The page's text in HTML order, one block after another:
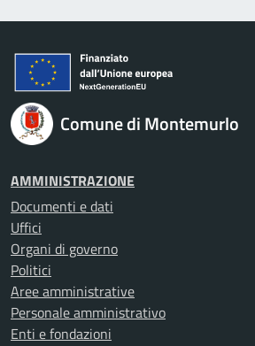
Comune di Montemurlo
AMMINISTRAZIONE
Documenti e dati
Uffici
Organi di governo
Politici
Aree amministrative
Personale amministrativo
Enti e fondazioni